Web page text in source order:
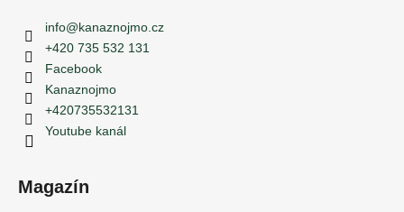
info@kanaznojmo.cz
+420 735 532 131
Facebook
Kanaznojmo
+420735532131
Youtube kanál
Magazín